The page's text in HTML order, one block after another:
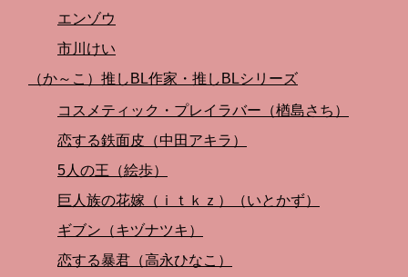
エンゾウ
市川けい
（か～こ）推しBL作家・推しBLシリーズ
コスメティック・プレイラバー（楢島さち）
恋する鉄面皮（中田アキラ）
5人の王（絵歩）
巨人族の花嫁（ｉｔｋｚ）（いとかず）
ギブン（キヅナツキ）
恋する暴君（高永ひなこ）